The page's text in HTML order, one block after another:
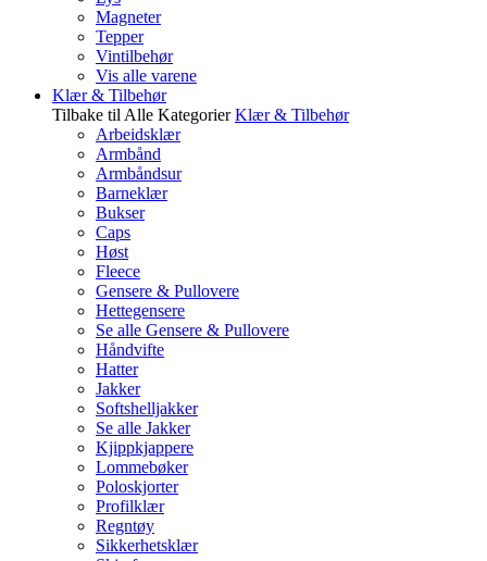
Magneter
Tepper
Vintilbehør
Vis alle varene
Klær & Tilbehør
Tilbake til Alle Kategorier Klær & Tilbehør
Arbeidsklær
Armbånd
Armbåndsur
Barneklær
Bukser
Caps
Høst
Fleece
Gensere & Pullovere
Hettegensere
Se alle Gensere & Pullovere
Håndvifte
Hatter
Jakker
Softshelljakker
Se alle Jakker
Kjippkjappere
Lommebøker
Poloskjorter
Profilklær
Regntøy
Sikkerhetsklær